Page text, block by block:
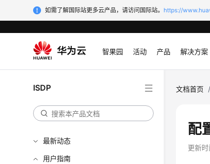
如需了解国际站更多云产品，请访问国际站。 https://
智果园 活动 产品 解决方案
ISDP
最新动态
用户指南
文档首页 /
配
更新时